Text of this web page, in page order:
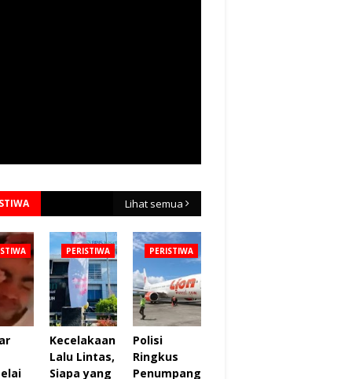
Lihat semua
PERISTIWA
Kecelakaan
Lalu Lintas,
Siapa yang
PERISTIWA
Polisi
Ringkus
Penumpang